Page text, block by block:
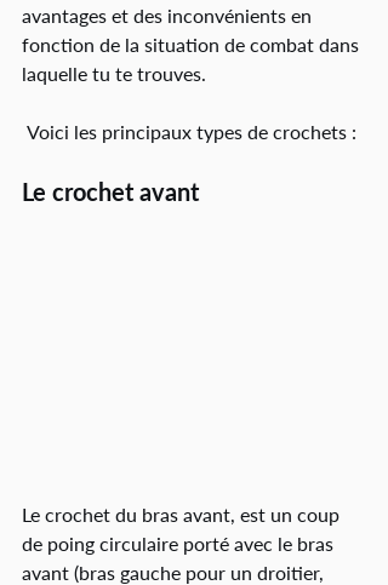
avantages et des inconvénients en
fonction de la situation de combat dans
laquelle tu te trouves.
Voici les principaux types de crochets :
Le crochet avant
Le crochet du bras avant, est un coup
de poing circulaire porté avec le bras
avant (bras gauche pour un droitier,